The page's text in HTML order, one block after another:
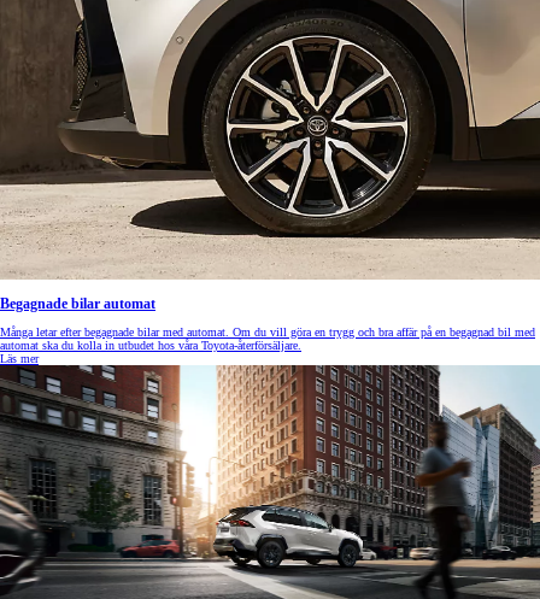
Begagnade bilar automat
Många letar efter begagnade bilar med automat. Om du vill göra en trygg och bra affär på en begagnad bil med
automat ska du kolla in utbudet hos våra Toyota-återförsäljare.
Läs mer